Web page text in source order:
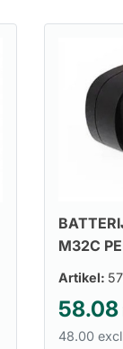
M32C
Artikel:
58.08
48.00